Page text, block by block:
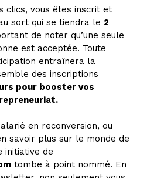
clics, vous êtes inscrit et
sort qui se tiendra le 2
de noter qu’une seule
est acceptée. Toute
entraînera la
des inscriptions
pour booster vos
en reconversion, ou
savoir plus sur le monde de
initiative de
tombe à point nommé. En